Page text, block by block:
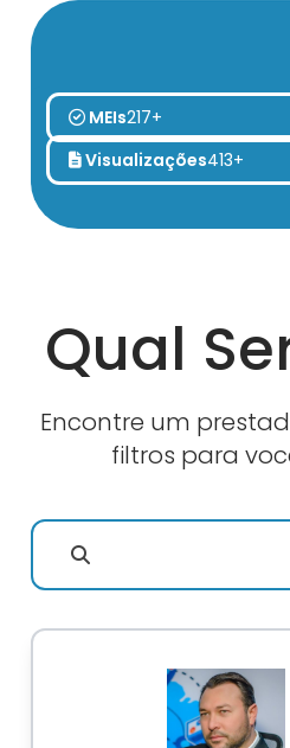
MEIs217+
Visualizações413+
Qual
Encontre um
filtros para